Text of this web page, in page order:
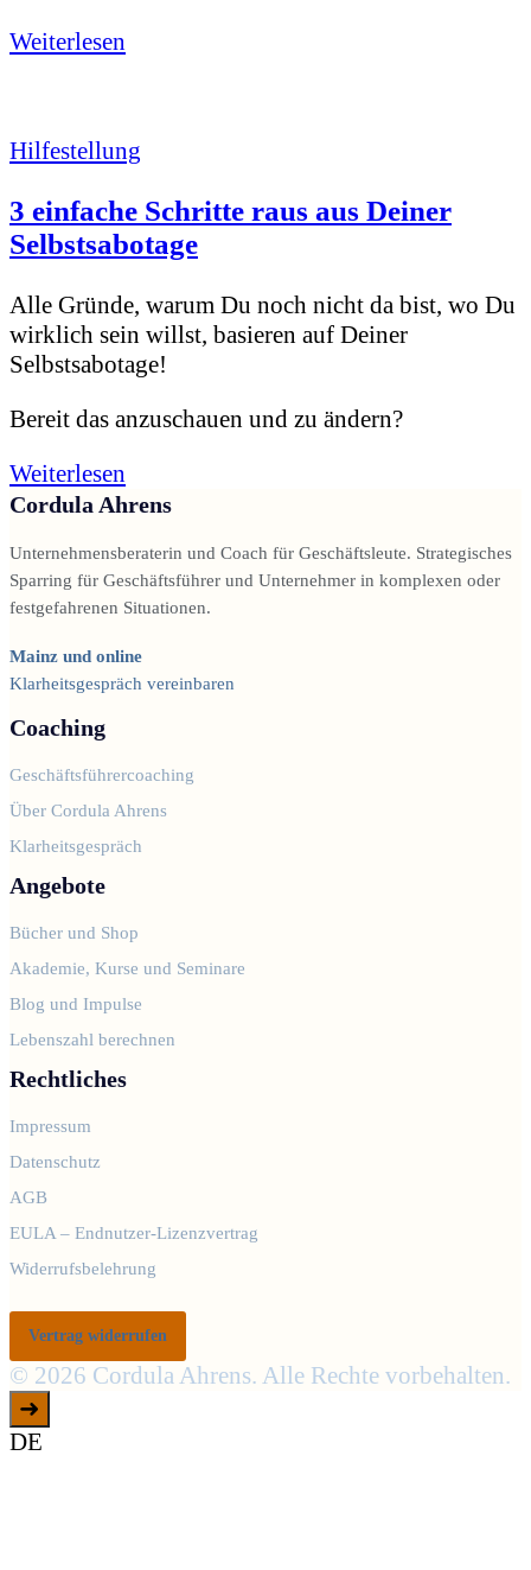
Weiterlesen
Hilfestellung
3 einfache Schritte raus aus Deiner
Selbstsabotage
Alle Gründe, warum Du noch nicht da bist, wo Du
wirklich sein willst, basieren auf Deiner
Selbstsabotage!
Bereit das anzuschauen und zu ändern?
Weiterlesen
Cordula Ahrens
Unternehmensberaterin und Coach für Geschäftsleute. Strategisches
Sparring für Geschäftsführer und Unternehmer in komplexen oder
festgefahrenen Situationen.
Mainz und online
Klarheitsgespräch vereinbaren
Coaching
Geschäftsführercoaching
Über Cordula Ahrens
Klarheitsgespräch
Angebote
Bücher und Shop
Akademie, Kurse und Seminare
Blog und Impulse
Lebenszahl berechnen
Rechtliches
Impressum
Datenschutz
AGB
EULA – Endnutzer-Lizenzvertrag
Widerrufsbelehrung
Vertrag widerrufen
© 2026 Cordula Ahrens. Alle Rechte vorbehalten.
➜
DE